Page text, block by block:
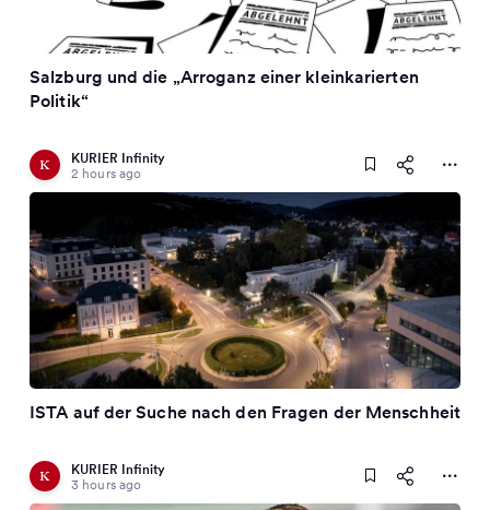
Salzburg und die „Arroganz einer kleinkarierten
Politik“
KURIER Infinity
2 hours ago
ISTA auf der Suche nach den Fragen der Menschheit
KURIER Infinity
3 hours ago